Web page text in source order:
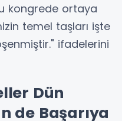
kongrede ortaya
temel taşları işte
ifadelerini
Dün
de Başarıya